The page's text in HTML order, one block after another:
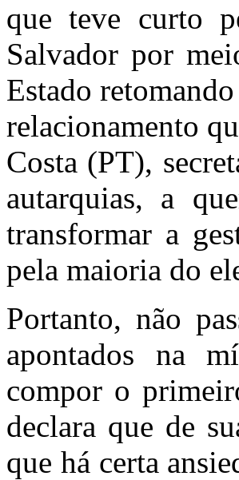
que teve curto
Salvador por
Estado
relacionamento
Costa (PT),
autarquias, a
transformar a
pela maioria do
Portanto, não
apontados na
compor o
declara que de
que há certa